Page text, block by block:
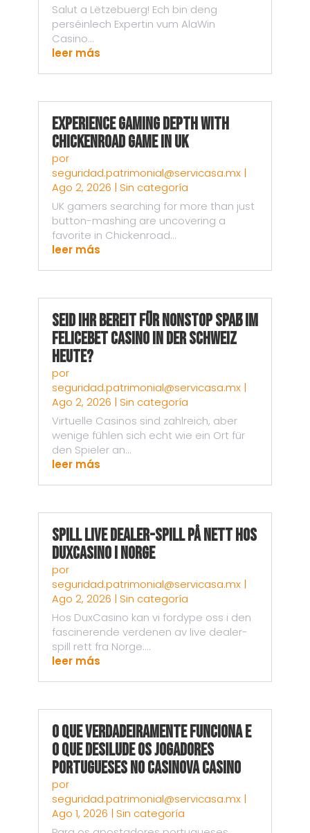
Salut a Lëtzebuerg! Ech bin deng
perséinlech Expertin vum AlaWin
Casino...
leer más
Experience Gaming Depth with
Chickenroad Game in UK
por
seguridad.patrimonial@servicasa.mx|
Ago 2, 2026 | Sin categoría
UK gamers searching for more than just
button-mashing are uncovering a
favorite in Chickenroad...
leer más
Seid ihr bereit für nonstop Spaß im
Felicebet Casino in der Schweiz
heute?
por
seguridad.patrimonial@servicasa.mx|
Ago 2, 2026 | Sin categoría
Virtuelle Casinos sind zahlreich, aber
wenige fühlen sich echt wie ein Ort für
den Spieler an...
leer más
Spill live dealer-spill på nett hos
DuxCasino i Norge
por
seguridad.patrimonial@servicasa.mx|
Ago 2, 2026 | Sin categoría
Hos DuxCasino kan vi fordype oss i den
fascinerende verdenen av live dealer-
spill rett fra Norge....
leer más
O Que Verdadeiramente Funciona e
o Que Desilude os Jogadores
Portugueses no Casinova Casino
por
seguridad.patrimonial@servicasa.mx|
Ago 1, 2026 | Sin categoría